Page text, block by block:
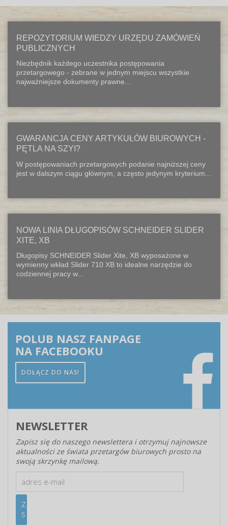
REPOZYTORIUM WIEDZY URZĘDU ZAMÓWIEŃ
PUBLICZNYCH
Niezbędnik każdego uczestnika postępowania
przetargowego - zebrane w jednym miejscu wszystkie
najważniejsze dokumenty prawne...
GWARANCJA CENY ARTYKUŁÓW BIUROWYCH -
PĘTLA NA SZYI?
W postępowaniach przetargowych podanie najniższej ceny
jest w dalszym ciągu głównym, a często jedynym kryterium...
NOWA LINIA DŁUGOPISÓW SCHNEIDER SLIDER
XITE, XB
Długopisy SCHNEIDER Slider Xite, XB wyposażone w
wymienny wkład Slider 710 XB to idealne narzędzie do
codziennej pracy w...
POLUB NASZ FANPAGE
NA FACEBOOKU
DOŁĄCZ DO NAS!
NEWSLETTER
Zapisz się do naszego newslettera i otrzymuj najnowsze
aktualności ze świata przetargów biurowych prosto na
swoją skrzynkę mailową.